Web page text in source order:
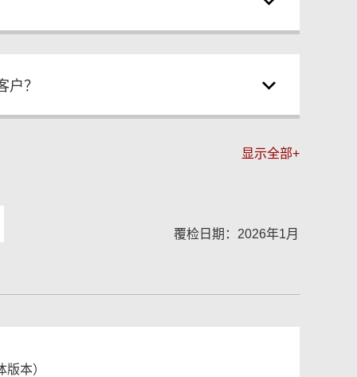
？
显示全部+
覆检日期：2026年1月
本）